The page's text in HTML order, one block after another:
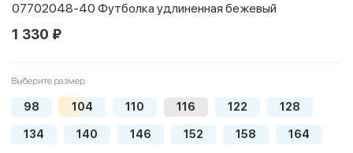
07702048-40 Футболка удлиненная бежевый
1 330 ₽
Выберите размер
98 104 110 116 122 128
134 140 146 152 158 164